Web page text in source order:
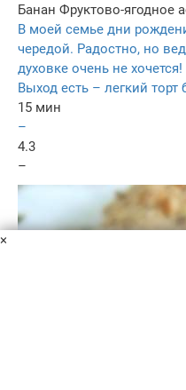
Банан Фруктово-ягодное
В моей семье дни
чередой. Радостно, но
духовке очень не
Выход есть – легкий торт
15 мин
–
4.3
–
×